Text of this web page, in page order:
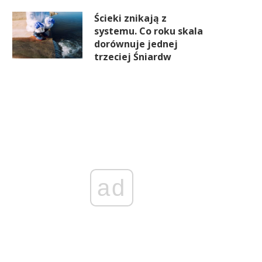
Ścieki znikają z
systemu. Co roku skala
dorównuje jednej
trzeciej Śniardw
ad